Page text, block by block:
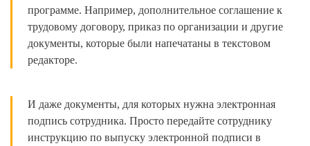
программе. Например, дополнительное соглашение к
трудовому договору, приказ по организации и другие
документы, которые были напечатаны в текстовом
редакторе.
И даже документы, для которых нужна электронная
подпись сотрудника. Просто передайте сотруднику
инструкцию по выпуску электронной подписи в